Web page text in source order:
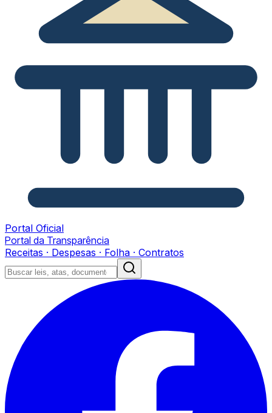
Portal Oficial
Portal da Transparência
Receitas · Despesas · Folha · Contratos